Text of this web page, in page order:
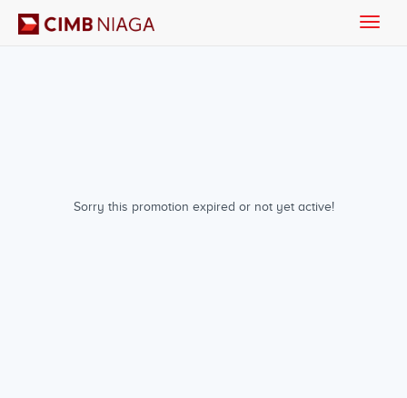
Sorry this promotion expired or not yet active!
Toggle